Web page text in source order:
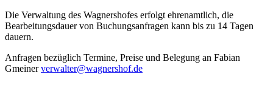
Die Verwaltung des Wagnershofes erfolgt ehrenamtlich, die
Bearbeitungsdauer von Buchungsanfragen kann bis zu 14 Tagen
dauern.
Anfragen bezüglich Termine, Preise und Belegung an Fabian
Gmeinerverwalter@wagnershof.de